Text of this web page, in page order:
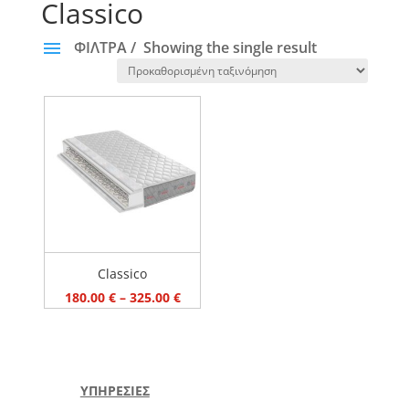
Classico
ΦΙΛΤΡΑ Showing the single result
Classico
ΤΙΜΗ
ΚΑΘΑΡΙΣΜΟΣ ΦΙΛΤΡΩΝ
Classico
180.00 €– 325.00 €
ΥΠΗΡΕΣΙΕΣ